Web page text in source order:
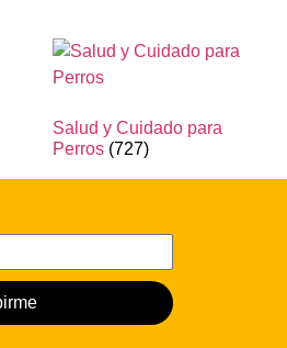
Salud y Cuidado para
Perros (727)